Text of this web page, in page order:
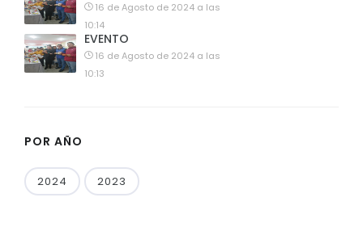
16 de Agosto de 2024 a las
10:14
EVENTO
16 de Agosto de 2024 a las
10:13
POR AÑO
2024 2023